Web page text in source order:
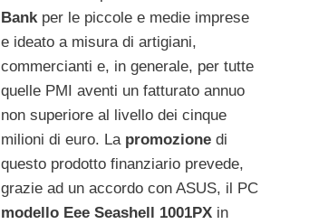
Bankper le piccole e medie imprese
e ideato a misura di artigiani,
commercianti e, in generale, per tutte
quelle PMI aventi un fatturato annuo
non superiore al livello dei cinque
milioni di euro. La promozionedi
questo prodotto finanziario prevede,
grazie ad un accordo con ASUS, il PC
modello Eee Seashell 1001PXin